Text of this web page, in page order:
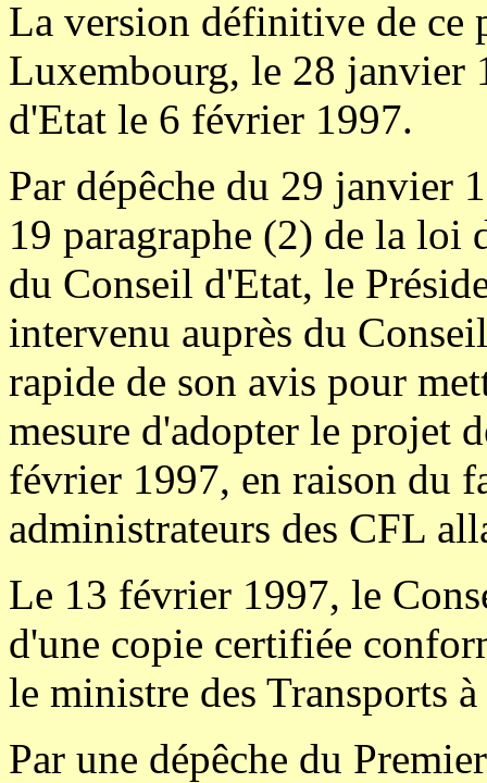
La version définitive de ce
Luxembourg, le 28 janvier
d'Etat le 6 février 1997.
Par dépêche du 29 janvier
19 paragraphe (2) de la
du Conseil d'Etat, le
intervenu auprès du
rapide de son avis pour
mesure d'adopter le projet
février 1997, en raison du
administrateurs des CFL
Le 13 février 1997, le
d'une copie certifiée
le ministre des Transports
Par une dépêche du